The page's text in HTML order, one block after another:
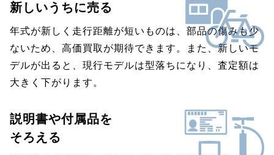
新しいうちに売る
年式が新しく走行距離が短いものは、部品の傷みも少
ないため、高価買取が期待できます。また、新しいモ
デルが出ると、現行モデルは型落ちになり、査定額は
大きく下がります。
説明書や付属品を
そろえる